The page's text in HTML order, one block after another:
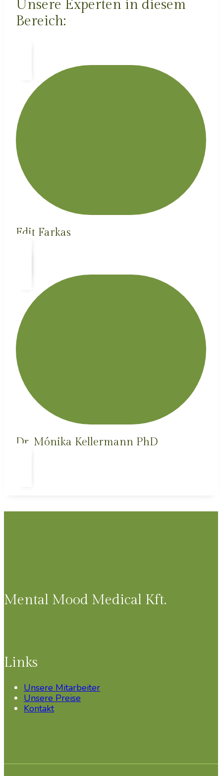
Unsere Experten in diesem
Bereich:
Edit Farkas
Dr. Mónika Kellermann PhD
Mental Mood Medical Kft.
Links
Unsere Mitarbeiter
Unsere Preise
Kontakt